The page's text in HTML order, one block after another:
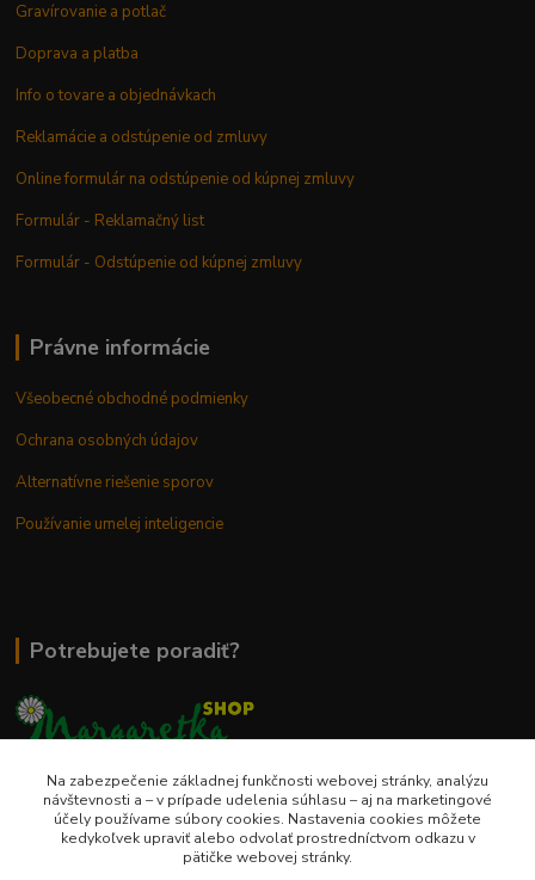
Gravírovanie a potlač
Doprava a platba
Info o tovare a objednávkach
Reklamácie a odstúpenie od zmluvy
Online formulár na odstúpenie od kúpnej zmluvy
Formulár - Reklamačný list
Formulár - Odstúpenie od kúpnej zmluvy
Právne informácie
Všeobecné obchodné podmienky
Ochrana osobných údajov
Alternatívne riešenie sporov
Používanie umelej inteligencie
Potrebujete poradiť?
0948 236 042
info@margaretkashop.sk
Na zabezpečenie základnej funkčnosti webovej stránky, analýzu
návštevnosti a – v prípade udelenia súhlasu – aj na marketingové
účely používame súbory cookies. Nastavenia cookies môžete
kedykoľvek upraviť alebo odvolať prostredníctvom odkazu v
pätičke webovej stránky.